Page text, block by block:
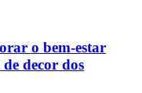
o bem-estar
decor dos